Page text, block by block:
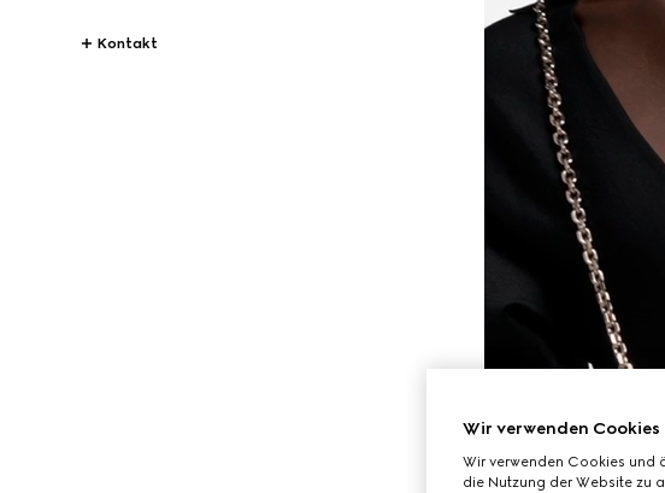
Kontakt
Wir verwenden Cookies
Wir verwenden Cookies und
die Nutzung der Website zu